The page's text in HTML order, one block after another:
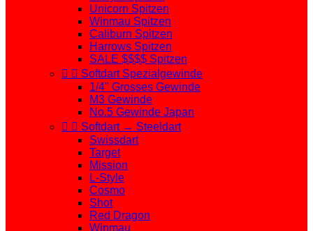
Unicorn Spitzen
Winmau Spitzen
Caliburn Spitzen
Harrows Spitzen
SALE $$$$ Spitzen
  Softdart Spezialgewinde
1/4" Grosses Gewinde
M3 Gewinde
No.5 Gewinde Japan
  Softdart → Steeldart
Swissdart
Target
Mission
L-Style
Cosmo
Shot
Red Dragon
Winmau